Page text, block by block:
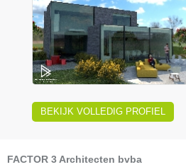
BEKIJK VOLLEDIG PROFIEL
FACTOR 3 Architecten bvba